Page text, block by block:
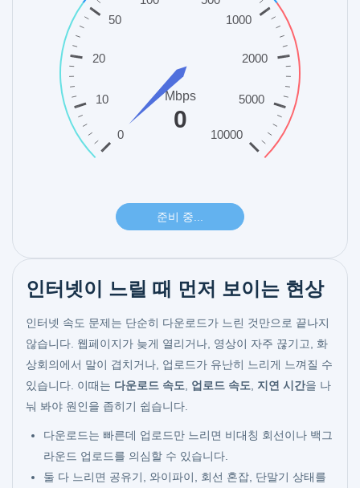
인터넷이 느릴 때 먼저 보이는 현상
인터넷 속도 문제는 단순히 다운로드가 느린 것만으로 끝나지
않습니다. 웹페이지가 늦게 열리거나, 영상이 자주 끊기고, 화
상회의에서 말이 겹치거나, 업로드가 유난히 느리게 느껴질 수
있습니다. 이때는 다운로드 속도 업로드 속도 지연 시간을 나
눠 봐야 원인을 좁히기 쉽습니다.
다운로드는 빠른데 업로드만 느리면 비대칭 회선이나 백그
라운드 업로드를 의심할 수 있습니다.
둘 다 느리면 공유기, 와이파이, 회선 혼잡, 단말기 상태를